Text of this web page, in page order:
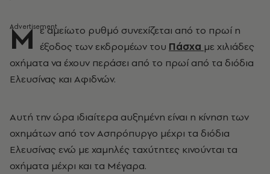
Μ ε αμείωτο ρυθμό συνεχίζεται από το πρωί η
έξοδος των εκδρομέων του Πάσχα με χιλιάδες
οχήματα να έχουν περάσει από το πρωί από τα διόδια
Ελευσίνας και Αφιδνών.
Αυτή την ώρα ιδιαίτερα αυξημένη είναι η κίνηση των
οχημάτων από τον Ασπρόπυργο μέχρι τα διόδια
Ελευσίνας ενώ με χαμηλές ταχύτητες κινούνται τα
οχήματα μέχρι και τα Μέγαρα.